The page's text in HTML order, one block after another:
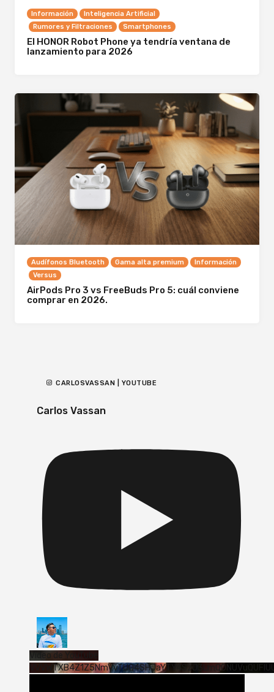
Información
Inteligencia Artificial
Rumores y Filtraciones
Smartphones
El HONOR Robot Phone ya tendría ventana de
lanzamiento para 2026
Audífonos Bluetooth Gama alta premium
Información
Versus
AirPods Pro 3 vs FreeBuds Pro 5: cuál conviene
comprar en 2026.
CARLOSVASSAN | YOUTUBE
Carlos Vassan
Vídeo de YouTube